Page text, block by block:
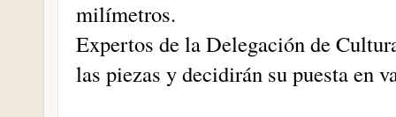
milímetros.
Expertos de la Delegación de
las piezas y decidirán su puesta en